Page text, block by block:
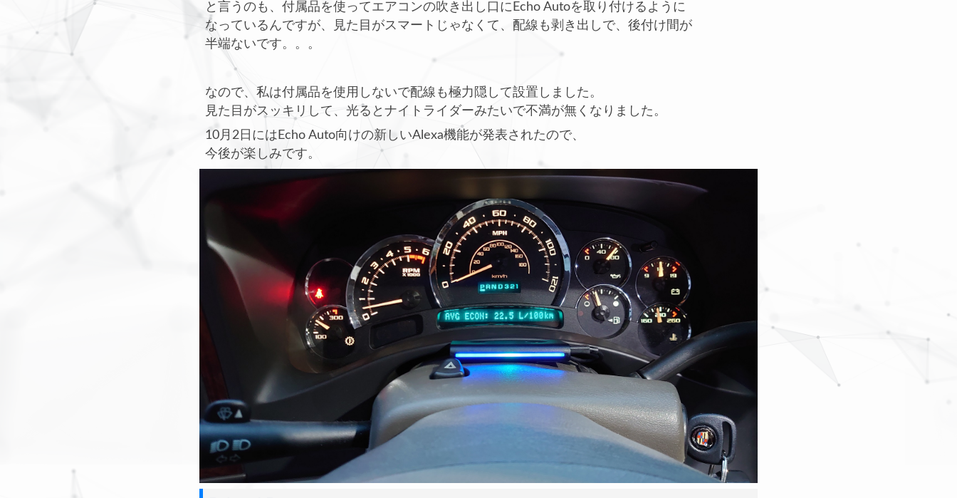
と言うのも、付属品を使ってエアコンの吹き出し口にEcho Autoを取り付けるように
なっているんですが、見た目がスマートじゃなくて、配線も剥き出しで、後付け間が
半端ないです。。。
なので、私は付属品を使用しないで配線も極力隠して設置しました。
見た目がスッキリして、光るとナイトライダーみたいで不満が無くなりました。
10月2日にはEcho Auto向けの新しいAlexa機能が発表されたので、
今後が楽しみです。